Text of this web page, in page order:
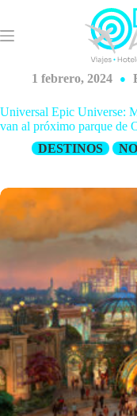
contenido
1 febrero, 2024
Universal Epic Universe:
van al próximo parque de
DESTINOS